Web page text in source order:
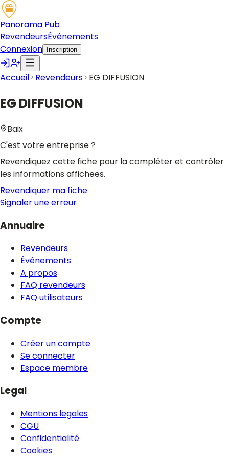
Panorama Pub
RevendeursÉvénements
Connexion
Inscription
Accueil Revendeurs EG DIFFUSION
EG DIFFUSION
Baix
C'est votre entreprise ?
Revendiquez cette fiche pour la compléter et contrôler
les informations affichees.
Revendiquer ma fiche
Signaler une erreur
Annuaire
Revendeurs
Événements
A propos
FAQ revendeurs
FAQ utilisateurs
Compte
Créer un compte
Se connecter
Espace membre
Legal
Mentions legales
CGU
Confidentialité
Cookies